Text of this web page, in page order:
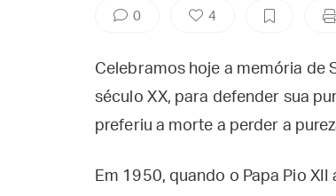
0 4
Celebramos hoje a memória de
século XX, para defender sua
preferiu a morte a perder a
Em 1950, quando o Papa Pio